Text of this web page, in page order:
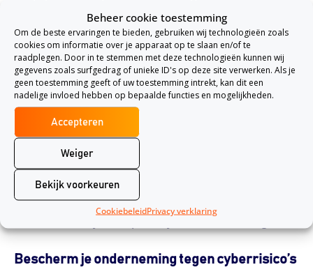
Beheer cookie toestemming
Om de beste ervaringen te bieden, gebruiken wij technologieën zoals
cookies om informatie over je apparaat op te slaan en/of te
raadplegen. Door in te stemmen met deze technologieën kunnen wij
gegevens zoals surfgedrag of unieke ID's op deze site verwerken. Als je
geen toestemming geeft of uw toestemming intrekt, kan dit een
nadelige invloed hebben op bepaalde functies en mogelijkheden.
Accepteren
Weiger
Bekijk voorkeuren
CookiebeleidPrivacy verklaring
co’s van cybercriminaliteit? Dan heb je een aparte
erverzekeringnodig. Deze verzekering biedt dekking
voor:
Herstel van IT-systemen en data
Meldplicht en communicatie bij datalekken
Juridische kosten en claims van derden
Omzetverlies door uitval van digitale systemen
Een cyberverzekering is afgestemd op moderne digita
le dreigingen en biedt veel ruimere dekking dan een s
Bescherm je onderneming tegen cyberrisico’s